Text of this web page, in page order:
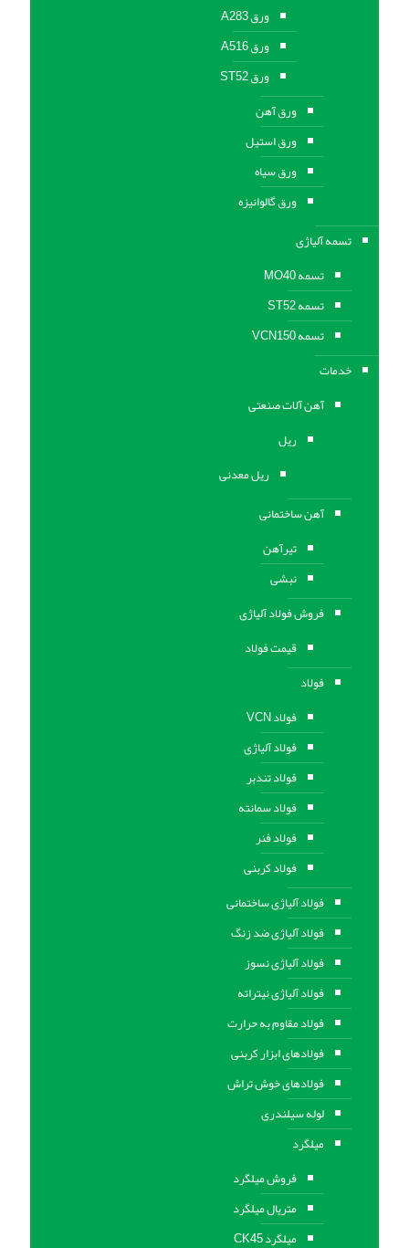
ورق A283
ورق A516
ورق ST52
ورق آهن
ورق استیل
ورق سیاه
ورق گالوانیزه
تسمه آلیاژی
تسمه MO40
تسمه ST52
تسمه VCN150
خدمات
آهن آلات صنعتی
ریل
ریل معدنی
آهن ساختمانی
تیرآهن
نبشی
فروش فولاد آلیاژی
قیمت فولاد
فولاد
فولاد VCN
فولاد آلیاژی
فولاد تندبر
فولاد سمانته
فولاد فنر
فولاد کربنی
فولاد آلیاژی ساختمانی
فولاد آلیاژی ضد زنگ
فولاد آلیاژی نسوز
فولاد آلیاژی نیتراته
فولاد مقاوم به حرارت
فولادهای ابزار کربنی
فولادهای خوش تراش
لوله سیلندری
میلگرد
فروش میلگرد
متریال میلگرد
میلگرد CK45